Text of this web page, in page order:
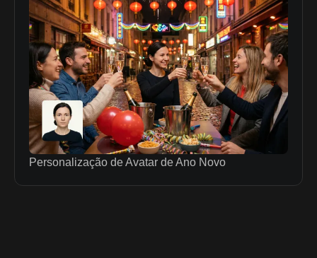
Personalização de Avatar de Ano Novo